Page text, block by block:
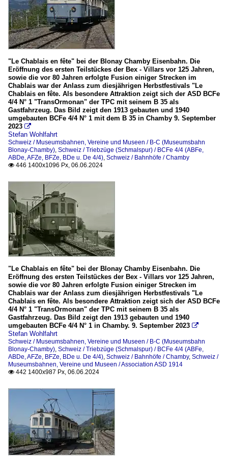
"Le Chablais en fête" bei der Blonay Chamby Eisenbahn. Die
Eröffnung des ersten Teilstückes der Bex - Villars vor 125 Jahren,
sowie die vor 80 Jahren erfolgte Fusion einiger Strecken im
Chablais war der Anlass zum diesjährigen Herbstfestivals "Le
Chablais en fête. Als besondere Attraktion zeigt sich der ASD BCFe
4/4 N° 1 "TransOrmonan" der TPC mit seinem B 35 als
Gastfahrzeug. Das Bild zeigt den 1913 gebauten und 1940
umgebauten BCFe 4/4 N° 1 mit dem B 35 in Chamby 9. September
2023 
Stefan Wohlfahrt
Schweiz / Museumsbahnen, Vereine und Museen / B-C (Museumsbahn
Blonay-Chamby), Schweiz / Triebzüge (Schmalspur) / BCFe 4/4 (ABFe,
ABDe, AFZe, BFZe, BDe u. De 4/4), Schweiz / Bahnhöfe / Chamby
 446 1400x1096 Px, 06.06.2024
"Le Chablais en fête" bei der Blonay Chamby Eisenbahn. Die
Eröffnung des ersten Teilstückes der Bex - Villars vor 125 Jahren,
sowie die vor 80 Jahren erfolgte Fusion einiger Strecken im
Chablais war der Anlass zum diesjährigen Herbstfestivals "Le
Chablais en fête. Als besondere Attraktion zeigt sich der ASD BCFe
4/4 N° 1 "TransOrmonan" der TPC mit seinem B 35 als
Gastfahrzeug. Das Bild zeigt den 1913 gebauten und 1940
umgebauten BCFe 4/4 N° 1 in Chamby. 9. September 2023 
Stefan Wohlfahrt
Schweiz / Museumsbahnen, Vereine und Museen / B-C (Museumsbahn
Blonay-Chamby), Schweiz / Triebzüge (Schmalspur) / BCFe 4/4 (ABFe,
ABDe, AFZe, BFZe, BDe u. De 4/4), Schweiz / Bahnhöfe / Chamby, Schweiz /
Museumsbahnen, Vereine und Museen / Association ASD 1914
 442 1400x987 Px, 06.06.2024